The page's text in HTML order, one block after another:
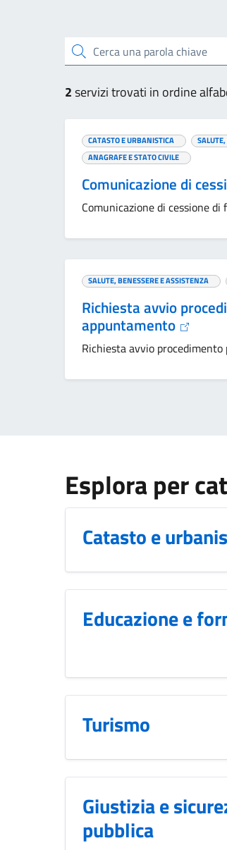
Cerca una parola chiave
2servizi trovati in ordine
CATASTO E URBANISTICA
ANAGRAFE E STATO CIVILE
Comunicazione di
Comunicazione di cessione di
SALUTE, BENESSERE E ASSISTENZA
Richiesta avvio
appuntamento
Richiesta avvio
Esplora per
Catasto e
Educazione e
Turismo
Giustizia e
pubblica